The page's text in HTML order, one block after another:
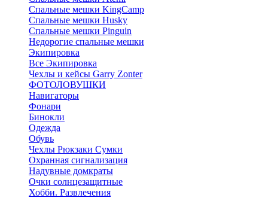
Спальные мешки KingCamp
Спальные мешки Husky
Спальные мешки Pinguin
Недорогие спальные мешки
Экипировка
Все Экипировка
Чехлы и кейсы Garry Zonter
ФОТОЛОВУШКИ
Навигаторы
Фонари
Бинокли
Одежда
Обувь
Чехлы Рюкзаки Сумки
Охранная сигнализация
Надувные домкраты
Очки солнцезащитные
Хобби. Развлечения